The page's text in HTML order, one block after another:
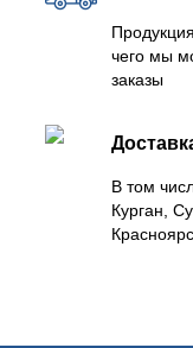
чего мы
заказы
В том
Курган,